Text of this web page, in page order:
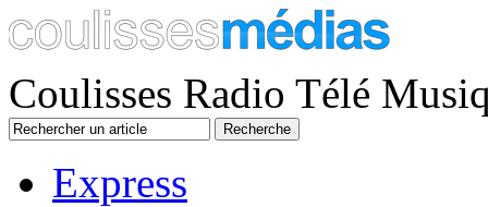
Coulisses Radio Télé
Express